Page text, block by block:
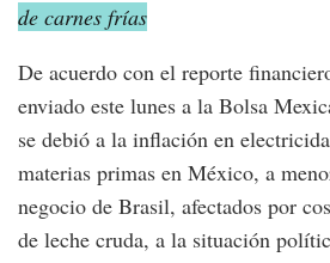
de carnes frías
De acuerdo con el reporte
enviado este lunes a la Bolsa
se debió a la inflación en
materias primas en México, a
negocio de Brasil, afectados por
de leche cruda, a la situación